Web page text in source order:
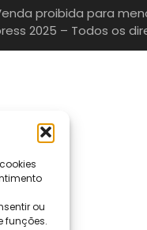
ou
funções.
proibida para
2025 – Todos os